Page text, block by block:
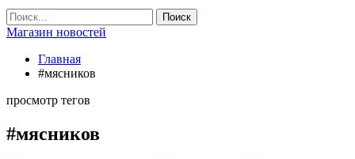
Магазин новостей
Главная
#мясников
просмотр тегов
#мясников